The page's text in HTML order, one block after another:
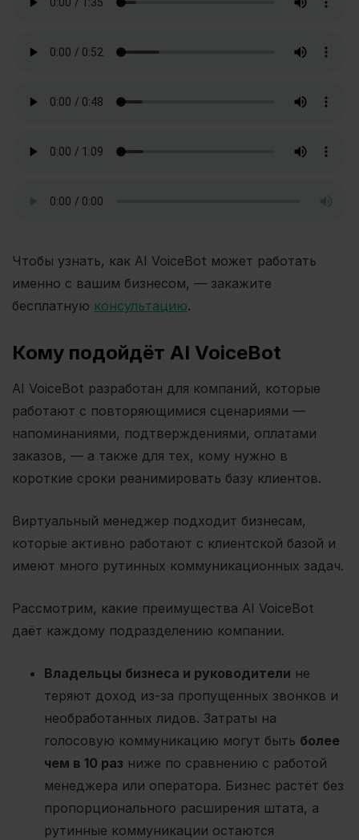
Чтобы узнать, как AI VoiceBot может работать
именно с вашим бизнесом, — закажите
бесплатную консультацию.
Кому подойдёт AI VoiceBot
AI VoiceBot разработан для компаний, которые
работают с повторяющимися сценариями —
напоминаниями, подтверждениями, оплатами
заказов, — а также для тех, кому нужно в
короткие сроки реанимировать базу клиентов.
Виртуальный менеджер подходит бизнесам,
которые активно работают с клиентской базой и
имеют много рутинных коммуникационных задач.
Рассмотрим, какие преимущества AI VoiceBot
даёт каждому подразделению компании.
Владельцы бизнеса и руководители не
теряют доход из-за пропущенных звонков и
необработанных лидов. Затраты на
голосовую коммуникацию могут быть более
чем в 10 раз ниже по сравнению с работой
менеджера или оператора. Бизнес растёт без
пропорционального расширения штата, а
рутинные коммуникации остаются